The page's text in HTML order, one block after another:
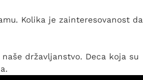
Kolika je zainteresovanost da
državljanstvo. Deca koja su